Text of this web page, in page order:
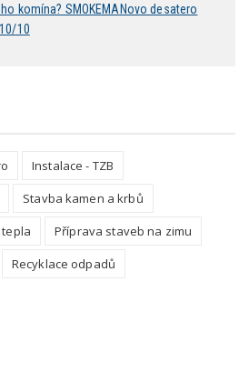
komína? SMOKEMANovo desatero
10
Instalace - TZB
Stavba kamen a krbů
Příprava staveb na zimu
Recyklace odpadů